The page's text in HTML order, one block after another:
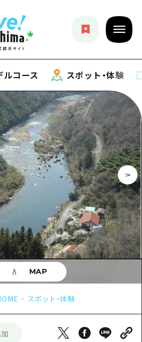
ルコース スポット・体験
覧
め
ト・祭り
・酒
リング
ピング
ツ
トライフ
ース
コース一覧
Hiroshima 公式ガイド
しもトラベル
しい非日常
周辺
・体験
ト・体験一覧
周辺
情報
ち情報一覧
ス
スポット・体験
MAP